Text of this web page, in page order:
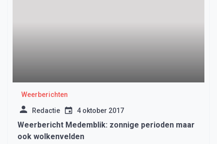
Weerberichten
Redactie 4 oktober 2017
Weerbericht Medemblik: zonnige perioden maar
ook wolkenvelden